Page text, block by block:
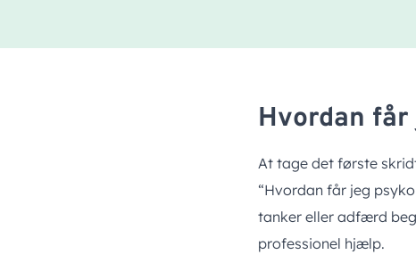
Hvordan
At tage det første
“Hvordan får jeg
tanker eller adfærd
professionel hjælp.